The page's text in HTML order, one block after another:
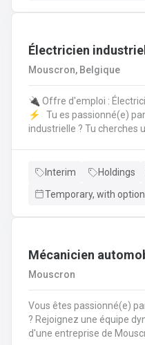
Électricien industriel
Mouscron, Belgique
🔌 Offre d'emploi :
⚡️ Tu es passionné(e) par le domaine de l'électricité
industrielle ? Tu cherches
Type de contrat : Intérim
équipements électriques industriels ⚙️
Interim Holdings
Temporary, with
Mécanicien
Mouscron
Vous êtes passionné(e)
? Rejoignez une équipe
d'une entreprise de